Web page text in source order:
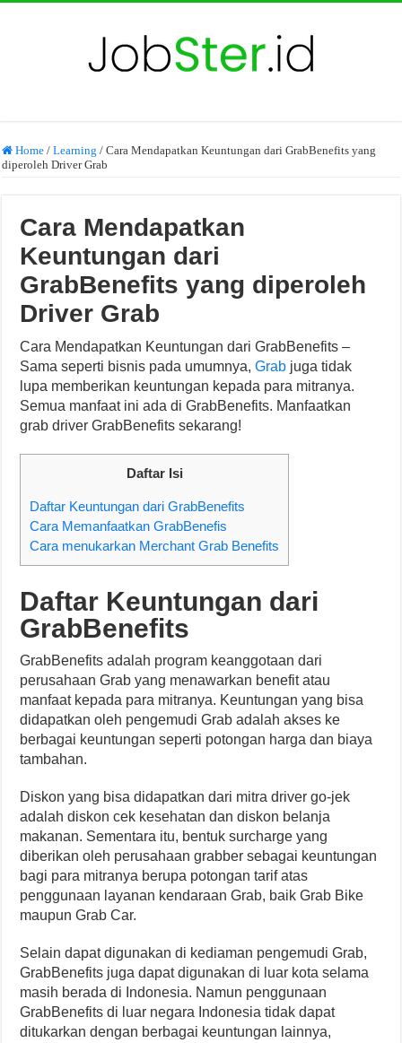
Home / Learning / Cara Mendapatkan Keuntungan dari GrabBenefits yang
diperoleh Driver Grab
Cara Mendapatkan
Keuntungan dari
GrabBenefits yang diperoleh
Driver Grab
Cara Mendapatkan Keuntungan dari GrabBenefits –
Sama seperti bisnis pada umumnya,Grab juga tidak
lupa memberikan keuntungan kepada para mitranya.
Semua manfaat ini ada di GrabBenefits. Manfaatkan
grab driver GrabBenefits sekarang!
Daftar Isi
Daftar Keuntungan dari GrabBenefits
Cara Memanfaatkan GrabBenefis
Cara menukarkan Merchant Grab Benefits
Daftar Keuntungan dari
GrabBenefits
GrabBenefits adalah program keanggotaan dari
perusahaan Grab yang menawarkan benefit atau
manfaat kepada para mitranya. Keuntungan yang bisa
didapatkan oleh pengemudi Grab adalah akses ke
berbagai keuntungan seperti potongan harga dan biaya
tambahan.
Diskon yang bisa didapatkan dari mitra driver go-jek
adalah diskon cek kesehatan dan diskon belanja
makanan. Sementara itu, bentuk surcharge yang
diberikan oleh perusahaan grabber sebagai keuntungan
bagi para mitranya berupa potongan tarif atas
penggunaan layanan kendaraan Grab, baik Grab Bike
maupun Grab Car.
Selain dapat digunakan di kediaman pengemudi Grab,
GrabBenefits juga dapat digunakan di luar kota selama
masih berada di Indonesia. Namun penggunaan
GrabBenefits di luar negara Indonesia tidak dapat
ditukarkan dengan berbagai keuntungan lainnya,